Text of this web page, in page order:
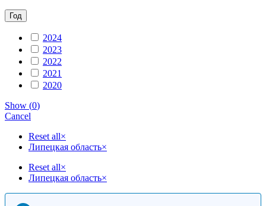
Год
2024
2023
2022
2021
2020
Show (0)
Cancel
Reset all×
Липецкая область×
Reset all×
Липецкая область×